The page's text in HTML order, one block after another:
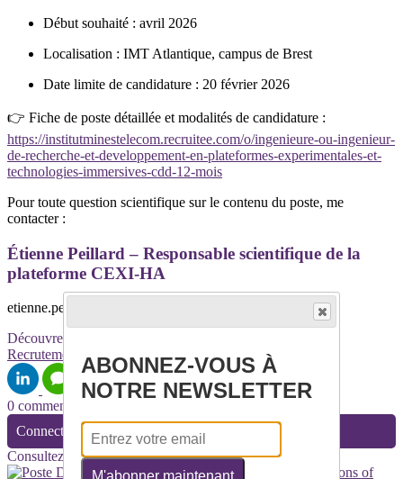
Début souhaité : avril 2026
Localisation : IMT Atlantique, campus de Brest
Date limite de candidature : 20 février 2026
👉 Fiche de poste détaillée et modalités de candidature :
https://institutminestelecom.recruitee.com/o/ingenieure-ou-ingenieur-
de-recherche-et-developpement-en-plateformes-experimentales-et-
technologies-immersives-cdd-12-mois
Pour toute question scientifique sur le contenu du poste, me
contacter :
Étienne Peillard – Responsable scientifique de la
plateforme CEXI-HA
etienne.peillard@imt-atlantique.fr
Découvrez davantage d'articles sur ces thèmes :
Recrutement
RechercheTechnologies immersives
0 commentaire(s)
Connectez-vous pour laisser un commentaire
Consultez également
ABONNEZ-VOUS À
NOTRE NEWSLETTER
M'abonner maintenant